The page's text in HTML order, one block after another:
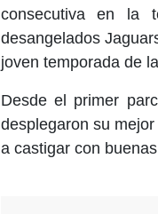
consecutiva en la
desangelados
joven temporada de
Desde el primer
desplegaron su
a castigar con